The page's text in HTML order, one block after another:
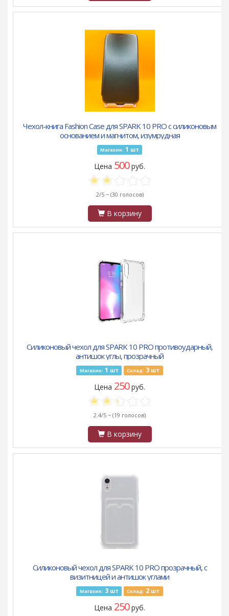
Чехол-книга Fashion Case для SPARK 10 PRO с силиконовым
основанием и магнитом, изумрудная
Магазин: 1 шт
Цена 500руб.
2/5 ~ (30 голосов)
В корзину
Силиконовый чехол для SPARK 10 PRO противоударный,
антишок углы, прозрачный
Магазин: 1 шт Склад: 3 шт
Цена 250руб.
2.4/5 ~ (19 голосов)
В корзину
Силиконовый чехол для SPARK 10 PRO прозрачный, с
визитницей и антишок углами
Магазин: 3шт Склад: 2 шт
Цена 250руб.